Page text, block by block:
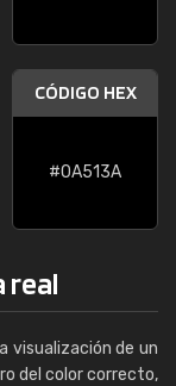
CÓDIGO HEX
#0A513A
real
visualización de un
del color correcto,